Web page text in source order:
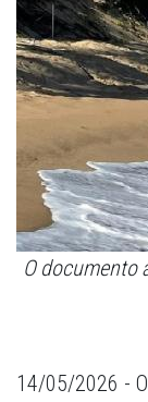
O documento
14/05/2026 -